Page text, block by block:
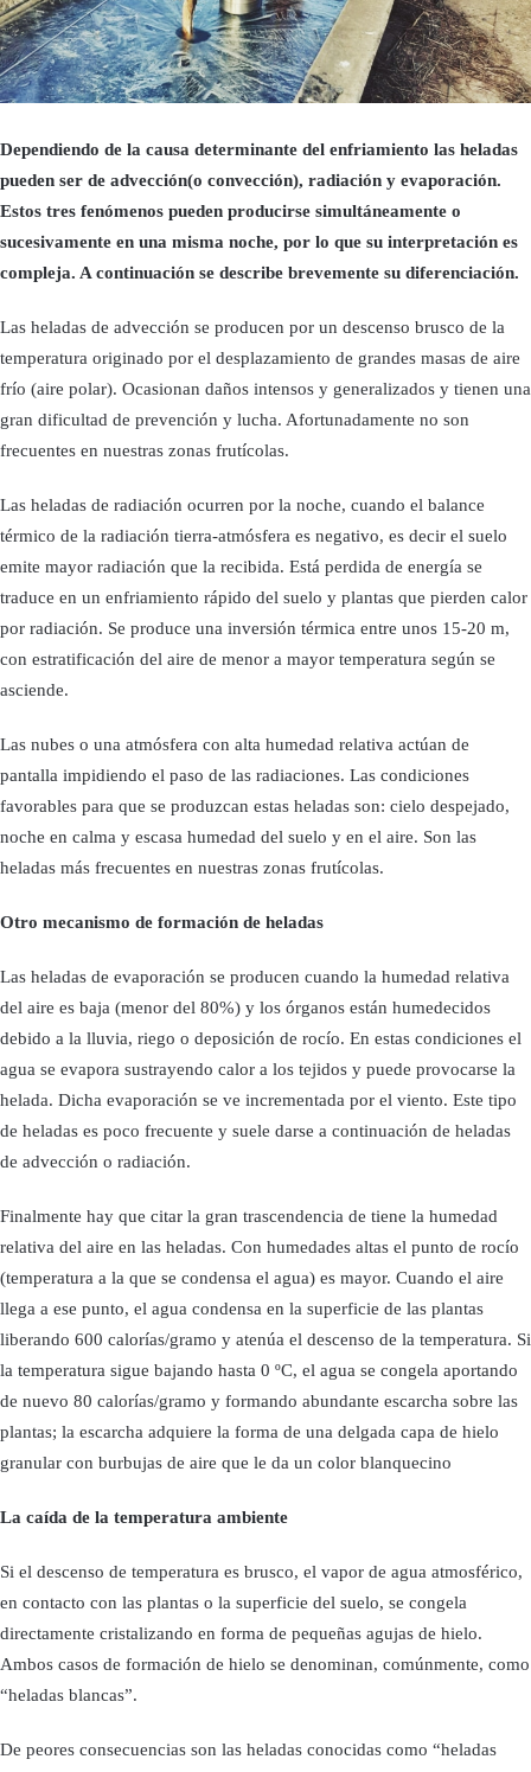
Dependiendo de la causa determinante del enfriamiento las heladas
pueden ser de advección(o convección), radiación y evaporación.
Estos tres fenómenos pueden producirse simultáneamente o
sucesivamente en una misma noche, por lo que su interpretación es
compleja. A continuación se describe brevemente su diferenciación.
Las heladas de advección se producen por un descenso brusco de la
temperatura originado por el desplazamiento de grandes masas de aire
frío (aire polar). Ocasionan daños intensos y generalizados y tienen una
gran dificultad de prevención y lucha. Afortunadamente no son
frecuentes en nuestras zonas frutícolas.
Las heladas de radiación ocurren por la noche, cuando el balance
térmico de la radiación tierra-atmósfera es negativo, es decir el suelo
emite mayor radiación que la recibida. Está perdida de energía se
traduce en un enfriamiento rápido del suelo y plantas que pierden calor
por radiación. Se produce una inversión térmica entre unos 15-20 m,
con estratificación del aire de menor a mayor temperatura según se
asciende.
Las nubes o una atmósfera con alta humedad relativa actúan de
pantalla impidiendo el paso de las radiaciones. Las condiciones
favorables para que se produzcan estas heladas son: cielo despejado,
noche en calma y escasa humedad del suelo y en el aire. Son las
heladas más frecuentes en nuestras zonas frutícolas.
Otro mecanismo de formación de heladas
Las heladas de evaporación se producen cuando la humedad relativa
del aire es baja (menor del 80%) y los órganos están humedecidos
debido a la lluvia, riego o deposición de rocío. En estas condiciones el
agua se evapora sustrayendo calor a los tejidos y puede provocarse la
helada. Dicha evaporación se ve incrementada por el viento. Este tipo
de heladas es poco frecuente y suele darse a continuación de heladas
de advección o radiación.
Finalmente hay que citar la gran trascendencia de tiene la humedad
relativa del aire en las heladas. Con humedades altas el punto de rocío
(temperatura a la que se condensa el agua) es mayor. Cuando el aire
llega a ese punto, el agua condensa en la superficie de las plantas
liberando 600 calorías/gramo y atenúa el descenso de la temperatura. Si
la temperatura sigue bajando hasta 0 ºC, el agua se congela aportando
de nuevo 80 calorías/gramo y formando abundante escarcha sobre las
plantas; la escarcha adquiere la forma de una delgada capa de hielo
granular con burbujas de aire que le da un color blanquecino
La caída de la temperatura ambiente
Si el descenso de temperatura es brusco, el vapor de agua atmosférico,
en contacto con las plantas o la superficie del suelo, se congela
directamente cristalizando en forma de pequeñas agujas de hielo.
Ambos casos de formación de hielo se denominan, comúnmente, como
“heladas blancas”.
De peores consecuencias son las heladas conocidas como “heladas